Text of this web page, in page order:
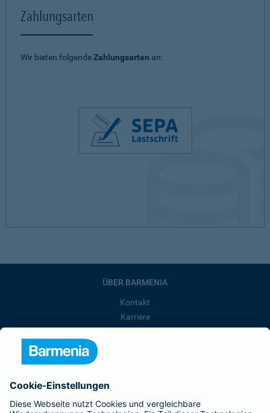
Zahlungsarten
Wir bieten folgendeZahlungsarten an:
ÜBER BARMENIA
Kontakt
Karriere
Barmenia ist Teil der BarmeniaGothaer